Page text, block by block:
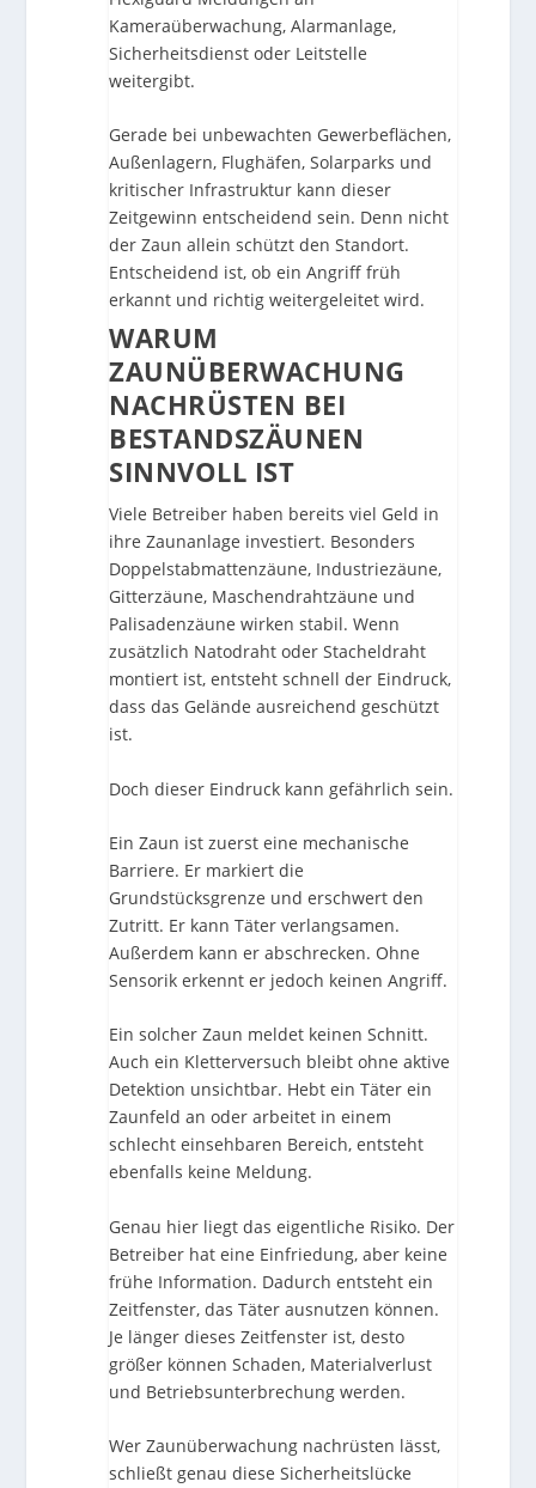
Kameraüberwachung, Alarmanlage,
Sicherheitsdienst oder Leitstelle
weitergibt.
Gerade bei unbewachten Gewerbeflächen,
Außenlagern, Flughäfen, Solarparks und
kritischer Infrastruktur kann dieser
Zeitgewinn entscheidend sein. Denn nicht
der Zaun allein schützt den Standort.
Entscheidend ist, ob ein Angriff früh
erkannt und richtig weitergeleitet wird.
WARUM
ZAUNÜBERWACHUNG
NACHRÜSTEN BEI
BESTANDSZÄUNEN
SINNVOLL IST
Viele Betreiber haben bereits viel Geld in
ihre Zaunanlage investiert. Besonders
Doppelstabmattenzäune, Industriezäune,
Gitterzäune, Maschendrahtzäune und
Palisadenzäune wirken stabil. Wenn
zusätzlich Natodraht oder Stacheldraht
montiert ist, entsteht schnell der Eindruck,
dass das Gelände ausreichend geschützt
ist.
Doch dieser Eindruck kann gefährlich sein.
Ein Zaun ist zuerst eine mechanische
Barriere. Er markiert die
Grundstücksgrenze und erschwert den
Zutritt. Er kann Täter verlangsamen.
Außerdem kann er abschrecken. Ohne
Sensorik erkennt er jedoch keinen Angriff.
Ein solcher Zaun meldet keinen Schnitt.
Auch ein Kletterversuch bleibt ohne aktive
Detektion unsichtbar. Hebt ein Täter ein
Zaunfeld an oder arbeitet in einem
schlecht einsehbaren Bereich, entsteht
ebenfalls keine Meldung.
Genau hier liegt das eigentliche Risiko. Der
Betreiber hat eine Einfriedung, aber keine
frühe Information. Dadurch entsteht ein
Zeitfenster, das Täter ausnutzen können.
Je länger dieses Zeitfenster ist, desto
größer können Schaden, Materialverlust
und Betriebsunterbrechung werden.
Wer Zaunüberwachung nachrüsten lässt,
schließt genau diese Sicherheitslücke